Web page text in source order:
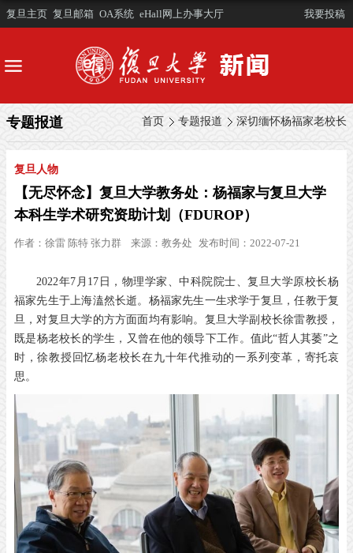
复旦主页 复旦邮箱 OA系统 eHall网上办事大厅 我要投稿
首页 专题报道 深切缅怀杨福家老校长
专题报道
复旦人物
【无尽怀念】复旦大学教务处：杨福家与复旦大学
本科生学术研究资助计划（FDUROP）
作者： 徐雷 陈特 张力群 来源： 教务处 发布时间：2022-07-21
2022年7月17日，物理学家、中科院院士、复旦大学原校长杨
福家先生于上海溘然长逝。杨福家先生一生求学于复旦，任教于复
旦，对复旦大学的方方面面均有影响。复旦大学副校长徐雷教授，
既是杨老校长的学生，又曾在他的领导下工作。值此“哲人其萎”之
时，徐教授回忆杨老校长在九十年代推动的一系列变革，寄托哀
思。